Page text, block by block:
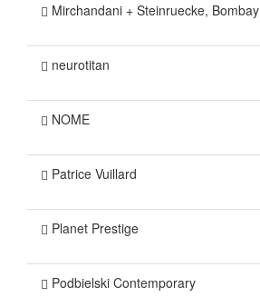
Mirchandani + Steinruecke, Bombay
neurotitan
NOME
Patrice Vuillard
Planet Prestige
Podbielski Contemporary